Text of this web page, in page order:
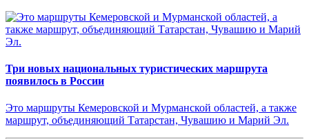
Три новых национальных туристических маршрута
появилось в России
Это маршруты Кемеровской и Мурманской областей, а также
маршрут, объединяющий Татарстан, Чувашию и Марий Эл.